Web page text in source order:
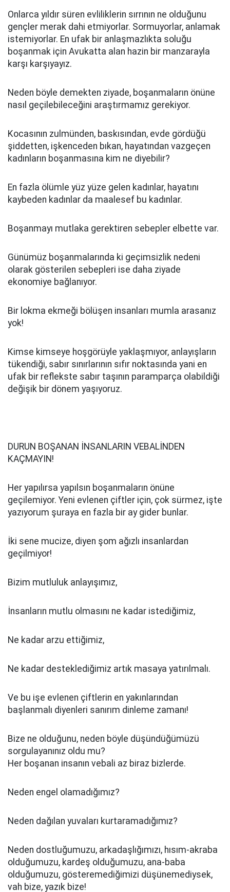
Onlarca yıldır süren evliliklerin sırrının ne olduğunu
gençler merak dahi etmiyorlar. Sormuyorlar, anlamak
istemiyorlar. En ufak bir anlaşmazlıkta soluğu
boşanmak için Avukatta alan hazin bir manzarayla
karşı karşıyayız.
Neden böyle demekten ziyade, boşanmaların önüne
nasıl geçilebileceğini araştırmamız gerekiyor.
Kocasının zulmünden, baskısından, evde gördüğü
şiddetten, işkenceden bıkan, hayatından vazgeçen
kadınların boşanmasına kim ne diyebilir?
En fazla ölümle yüz yüze gelen kadınlar, hayatını
kaybeden kadınlar da maalesef bu kadınlar.
Boşanmayı mutlaka gerektiren sebepler elbette var.
Günümüz boşanmalarında ki geçimsizlik nedeni
olarak gösterilen sebepleri ise daha ziyade
ekonomiye bağlanıyor.
Bir lokma ekmeği bölüşen insanları mumla arasanız
yok!
Kimse kimseye hoşgörüyle yaklaşmıyor, anlayışların
tükendiği, sabır sınırlarının sıfır noktasında yani en
ufak bir reflekste sabır taşının paramparça olabildiği
değişik bir dönem yaşıyoruz.
DURUN BOŞANAN İNSANLARIN VEBALİNDEN
KAÇMAYIN!
Her yapılırsa yapılsın boşanmaların önüne
geçilemiyor. Yeni evlenen çiftler için, çok sürmez, işte
yazıyorum şuraya en fazla bir ay gider bunlar.
İki sene mucize, diyen şom ağızlı insanlardan
geçilmiyor!
Bizim mutluluk anlayışımız,
İnsanların mutlu olmasını ne kadar istediğimiz,
Ne kadar arzu ettiğimiz,
Ne kadar desteklediğimiz artık masaya yatırılmalı.
Ve bu işe evlenen çiftlerin en yakınlarından
başlanmalı diyenleri sanırım dinleme zamanı!
Bize ne olduğunu, neden böyle düşündüğümüzü
sorgulayanınız oldu mu?
Her boşanan insanın vebali az biraz bizlerde.
Neden engel olamadığımız?
Neden dağılan yuvaları kurtaramadığımız?
Neden dostluğumuzu, arkadaşlığımızı, hısım-akraba
olduğumuzu, kardeş olduğumuzu, ana-baba
olduğumuzu, gösteremediğimizi düşünemediysek,
vah bize, yazık bize!